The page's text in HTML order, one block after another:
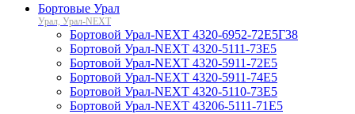
Бортовые Урал
Урал, Урал-NEXT
Бортовой Урал-NEXT 4320-6952-72Е5Г38
Бортовой Урал-NEXT 4320-5111-73Е5
Бортовой Урал-NEXT 4320-5911-72Е5
Бортовой Урал-NEXT 4320-5911-74Е5
Бортовой Урал-NEXT 4320-5110-73Е5
Бортовой Урал-NEXT 43206-5111-71Е5